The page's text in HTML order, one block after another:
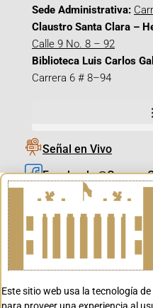
Sede Administrativa:
Claustro Santa Clara –
Calle 9 No. 8 – 92
Biblioteca Luis Carlos
Carrera 6 # 8–94
Señal en Vivo
X_@CamaraColombia
Este sitio web usa la tecnología